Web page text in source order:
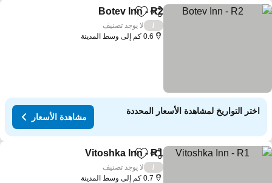
مشاركةAdd to favorites
Botev Inn - R2
لا يوجد تصنيف
0.6 كم إلى وسط المدينة
اختر التواريخ لمشاهدة الأسعار المحددة
مشاهدة الأسعار
مشاركةAdd to favorites
Vitoshka Inn - R1
لا يوجد تصنيف
0.7 كم إلى وسط المدينة